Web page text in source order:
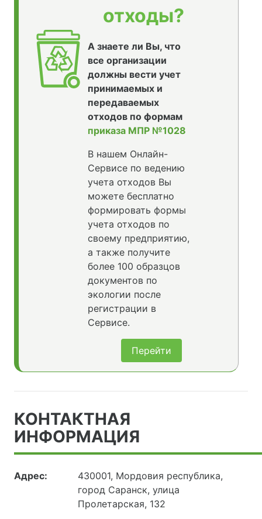
отходы?
А знаете ли Вы, что
все организации
должны вести учет
принимаемых и
передаваемых
отходов по формам
приказа МПР №1028
В нашем Онлайн-
Сервисе по ведению
учета отходов Вы
можете бесплатно
формировать формы
учета отходов по
своему предприятию,
а также получите
более 100 образцов
документов по
экологии после
регистрации в
Сервисе.
Перейти
КОНТАКТНАЯ
ИНФОРМАЦИЯ
Адрес:
430001, Мордовия республика,
город Саранск, улица
Пролетарская, 132